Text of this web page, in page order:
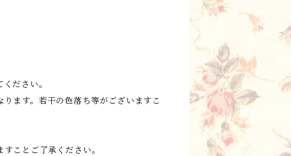
ださい。
ます。若干の色落ち等がございますこ
ことご了承ください。